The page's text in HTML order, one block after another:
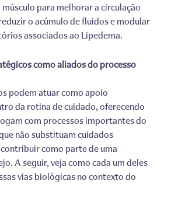
para melhorar a circulação
o acúmulo de fluidos e modular
associados ao Lipedema.
como aliados do processo
podem atuar como apoio
da rotina de cuidado, oferecendo
com processos importantes do
não substituam cuidados
como parte de uma
A seguir, veja como cada um deles
vias biológicas no contexto do